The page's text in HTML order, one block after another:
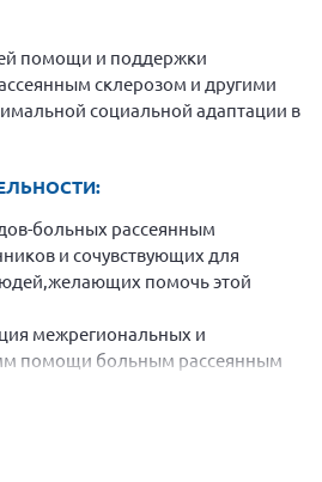
2020
больным рассеянным
ответы
помощи и поддержки
склерозом и другими
социальной адаптации в
больных рассеянным
и сочувствующих для
помочь этой
межрегиональных и
помощи больным рассеянным